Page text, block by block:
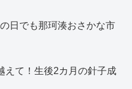
日でも那珂湊おさかな市
えて！生後2カ月の針子成